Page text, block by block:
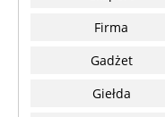
Firma
Gadżet
Giełda